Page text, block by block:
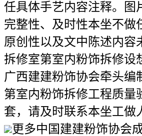
任具体手艺内容注释。图
完整性、及时性本坐不做
原创性以及文中陈述内容
拆修室第室内粉饰拆修设
广西建建粉饰协会牵头编
第室内粉饰拆修工程质量
套，请及时联系本坐工做
更多中国建建粉饰协会